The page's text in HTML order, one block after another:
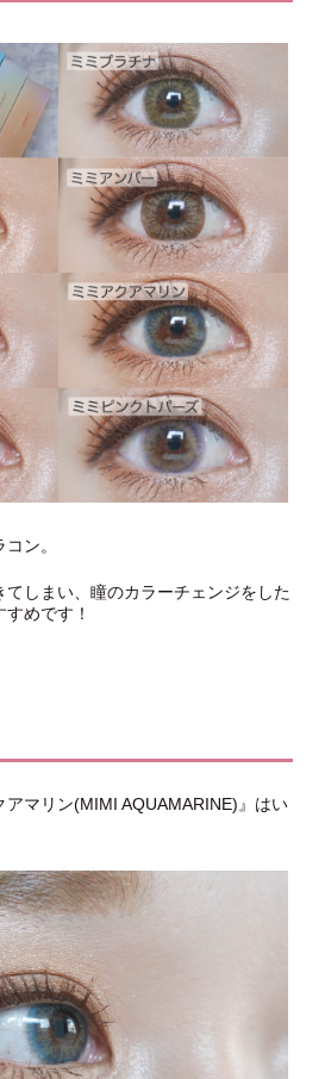
ン。
てしまい、瞳のカラーチェンジをした
めです！
マリン(MIMI AQUAMARINE)』はい